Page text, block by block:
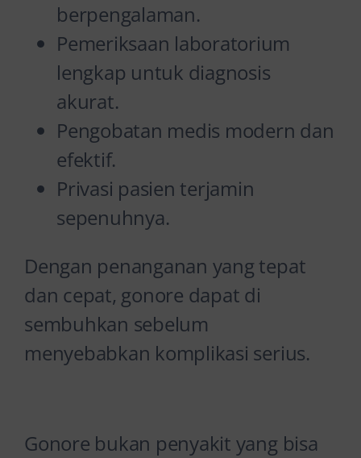
berpengalaman.
Pemeriksaan laboratorium
lengkap untuk diagnosis
akurat.
Pengobatan medis modern dan
efektif.
Privasi pasien terjamin
sepenuhnya.
Dengan penanganan yang tepat
dan cepat, gonore dapat di
sembuhkan sebelum
menyebabkan komplikasi serius.
Gonore bukan penyakit yang bisa